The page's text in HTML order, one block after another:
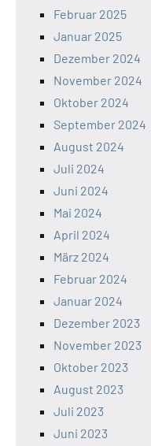
Februar 2025
Januar 2025
Dezember 2024
November 2024
Oktober 2024
September 2024
August 2024
Juli 2024
Juni 2024
Mai 2024
April 2024
März 2024
Februar 2024
Januar 2024
Dezember 2023
November 2023
Oktober 2023
August 2023
Juli 2023
Juni 2023